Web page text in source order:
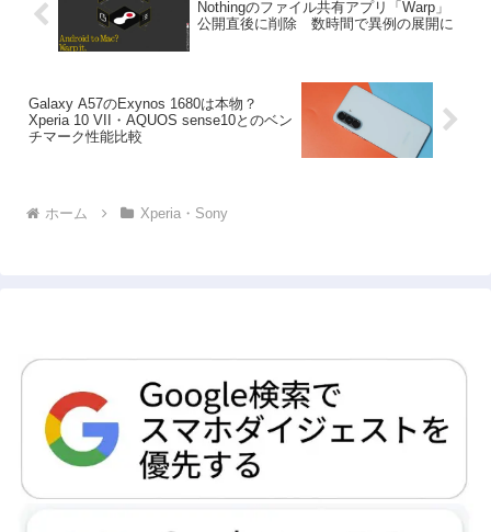
Nothingのファイル共有アプリ「Warp」
公開直後に削除 数時間で異例の展開に
Galaxy A57のExynos 1680は本物？
Xperia 10 VII・AQUOS sense10とのベン
チマーク性能比較
ホーム Xperia・Sony